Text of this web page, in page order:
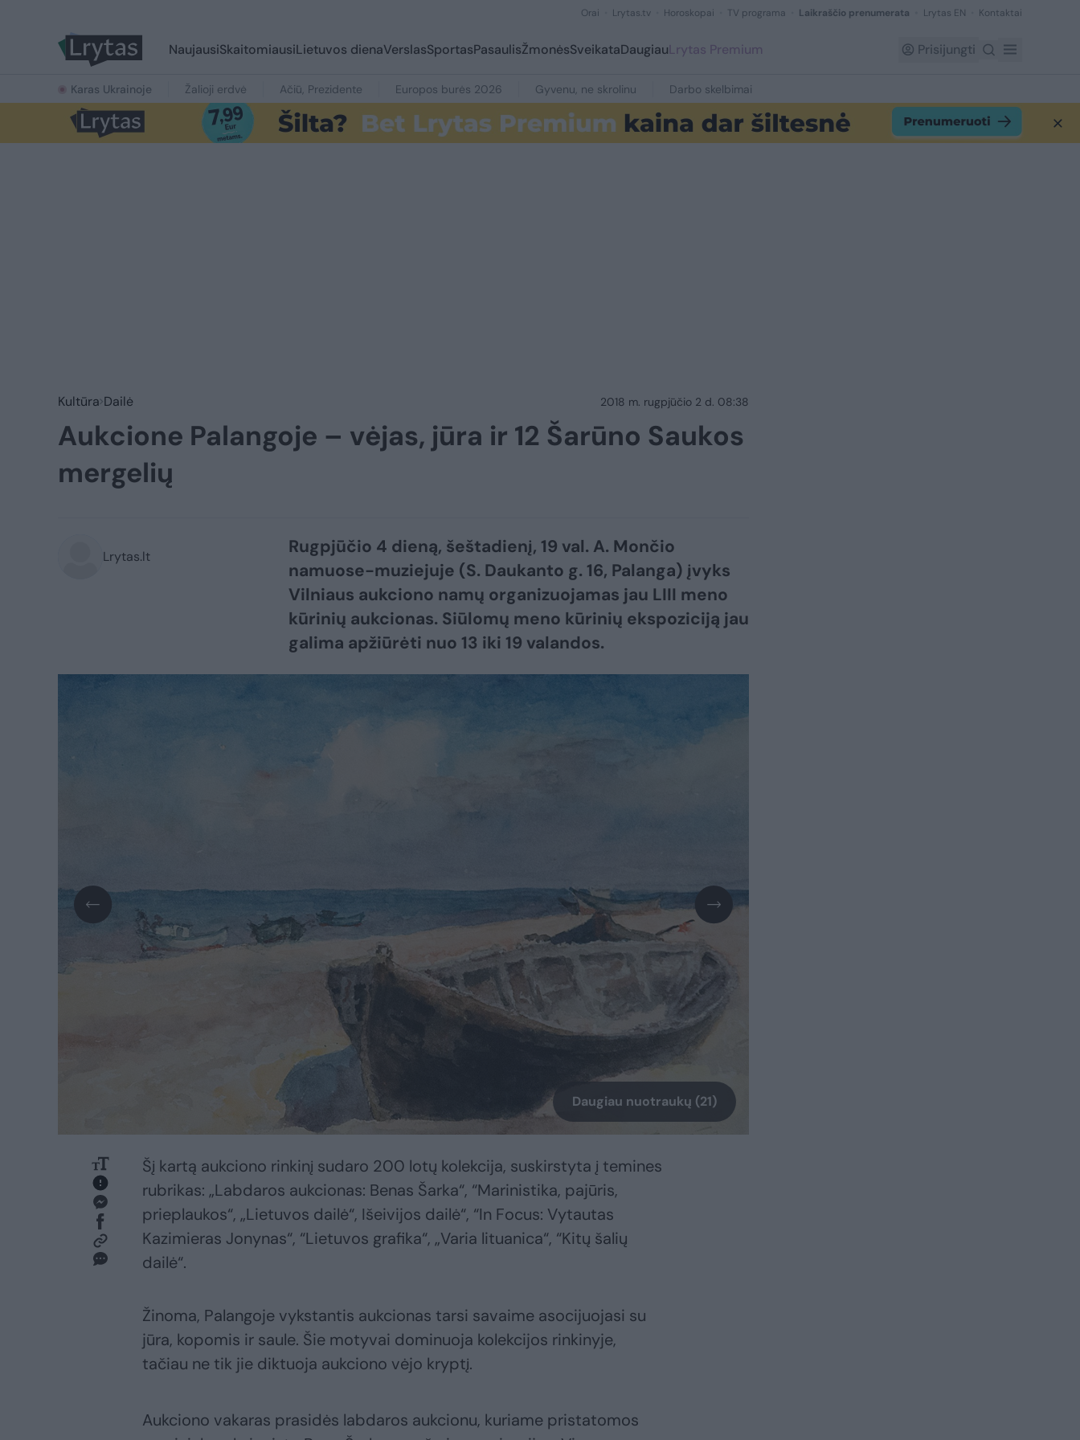
Orai Lrytas.tv Horoskopai TV programa Laikraščio prenumerata Lrytas EN Kontaktai
NaujausiSkaitomiausiLietuvos dienaVerslasSportasPasaulisŽmonėsSveikataDaugiauLrytas Premium Prisijungti
Karas Ukrainoje Žalioji erdvė Ačiū, Prezidente Europos burės 2026 Gyvenu, ne skrolinu Darbo skelbimai
Kultūra Dailė 2018 m. rugpjūčio 2 d. 08:38
Aukcione Palangoje – vėjas, jūra ir 12 Šarūno Saukos
mergelių
Lrytas.lt
Rugpjūčio 4 dieną, šeštadienį, 19 val. A. Mončio
namuose-muziejuje (S. Daukanto g. 16, Palanga) įvyks
Vilniaus aukciono namų organizuojamas jau LIII meno
kūrinių aukcionas. Siūlomų meno kūrinių ekspoziciją jau
galima apžiūrėti nuo 13 iki 19 valandos.
Daugiau nuotraukų (21)
Šį kartą aukciono rinkinį sudaro 200 lotų kolekcija, suskirstyta į temines
rubrikas: „Labdaros aukcionas: Benas Šarka“, “Marinistika, pajūris,
prieplaukos“, „Lietuvos dailė“, Išeivijos dailė“, “In Focus: Vytautas
Kazimieras Jonynas“, “Lietuvos grafika“, „Varia lituanica“, “Kitų šalių
dailė“.
Žinoma, Palangoje vykstantis aukcionas tarsi savaime asocijuojasi su
jūra, kopomis ir saule. Šie motyvai dominuoja kolekcijos rinkinyje,
tačiau ne tik jie diktuoja aukciono vėjo kryptį.
Aukciono vakaras prasidės labdaros aukcionu, kuriame pristatomos